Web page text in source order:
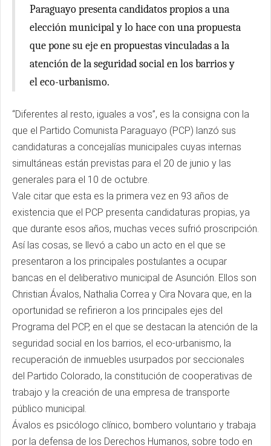
Paraguayo presenta candidatos propios a una
elección municipal y lo hace con una propuesta
que pone su eje en propuestas vinculadas a la
atención de la seguridad social en los barrios y
el eco-urbanismo.
“Diferentes al resto, iguales a vos”, es la consigna con la
que el Partido Comunista Paraguayo (PCP) lanzó sus
candidaturas a concejalías municipales cuyas internas
simultáneas están previstas para el 20 de junio y las
generales para el 10 de octubre.
Vale citar que esta es la primera vez en 93 años de
existencia que el PCP presenta candidaturas propias, ya
que durante esos años, muchas veces sufrió proscripción.
Así las cosas, se llevó a cabo un acto en el que se
presentaron a los principales postulantes a ocupar
bancas en el deliberativo municipal de Asunción. Ellos son
Christian Ávalos, Nathalia Correa y Cira Novara que, en la
oportunidad se refirieron a los principales ejes del
Programa del PCP, en el que se destacan la atención de la
seguridad social en los barrios, el eco-urbanismo, la
recuperación de inmuebles usurpados por seccionales
del Partido Colorado, la constitución de cooperativas de
trabajo y la creación de una empresa de transporte
público municipal.
Ávalos es psicólogo clínico, bombero voluntario y trabaja
por la defensa de los Derechos Humanos, sobre todo en